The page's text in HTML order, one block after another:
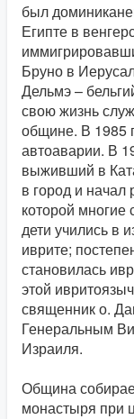
был
Египте в
Бруно в
Дельмэ –
свою жизнь
общине. В 1985
автоаварии. В
выживший в
в город и начал
которой многие
дети учились в
иврите;
становилась
этой
священник о.
Генеральным
Израиля.
Община
монастыря при